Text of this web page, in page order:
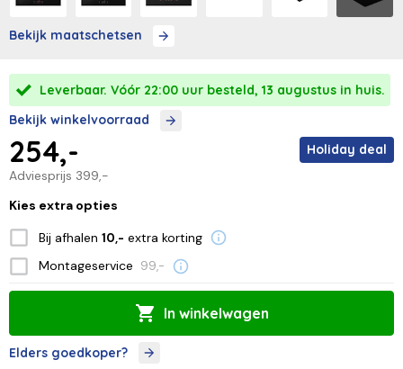
Bekijk maatschetsen
Leverbaar. Vóór 22:00 uur besteld, 13 augustus in huis.
Bekijk winkelvoorraad
Adviesprijs 399,-
254,- Holiday deal
Kies extra opties
Bij afhalen 10,- extra korting
Montageservice 99,-
In winkelwagen
Elders goedkoper?